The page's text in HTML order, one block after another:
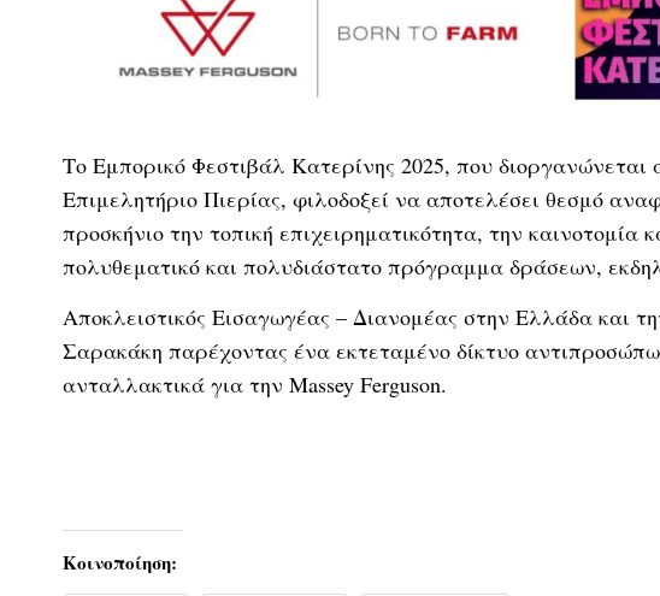
Το Εμπορικό Φεστιβάλ Κατερίνης 2025, που διοργανώνεται
Επιμελητήριο Πιερίας, φιλοδοξεί να αποτελέσει θεσμό
προσκήνιο την τοπική επιχειρηματικότητα, την καινοτομία
πολυθεματικό και πολυδιάστατο πρόγραμμα δράσεων,
Αποκλειστικός Εισαγωγέας – Διανομέας στην Ελλάδα και
Σαρακάκη παρέχοντας ένα εκτεταμένο δίκτυο
ανταλλακτικά για την Massey Ferguson.
Κοινοποίηση: